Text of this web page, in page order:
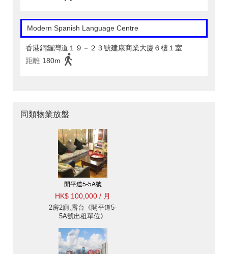
Modern Spanish Language Centre
香港銅鑼灣道１９－２３號建康商業大廈６樓１室
距離 180m
同類物業放盤
開平道5-5A號
HK$ 100,000 / 月
2房2廁,露台《開平道5-
5A號出租單位》